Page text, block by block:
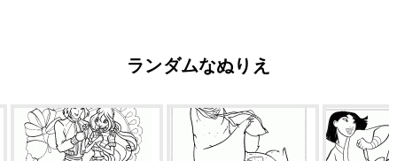
ランダムなぬりえ